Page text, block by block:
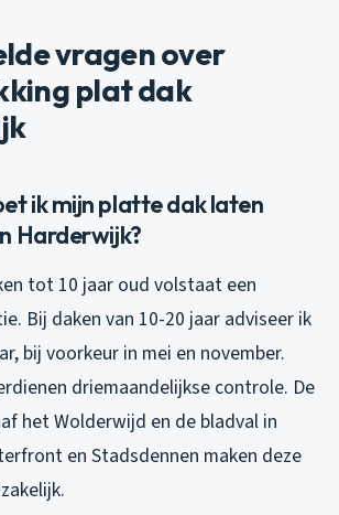
vragen over
plat dak
ik mijn platte dak laten
Harderwijk?
tot 10 jaar oud volstaat een
Bij daken van 10-20 jaar adviseer ik
bij voorkeur in mei en november.
driemaandelijkse controle. De
het Wolderwijd en de bladval in
en Stadsdennen maken deze